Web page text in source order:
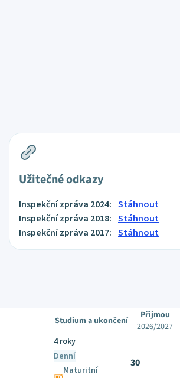
Užitečné odkazy
Inspekční zpráva 2024: Stáhnout
Inspekční zpráva 2018: Stáhnout
Inspekční zpráva 2017: Stáhnout
Studium a ukončení
Přijmou
2026/2027
4 roky
Denní
Maturitní
30